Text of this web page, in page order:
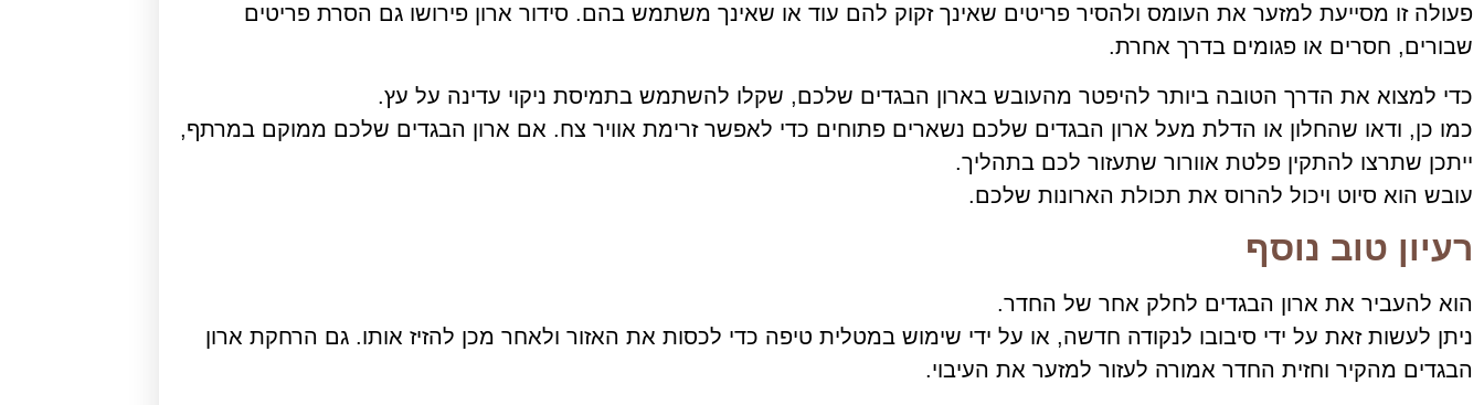
פעולה זו מסייעת למזער את העומס ולהסיר פריטים שאינך זקוק להם עוד או שאינך משתמש בהם. סידור ארון פירושו גם הסרת פריטים
שבורים, חסרים או פגומים בדרך אחרת.
כדי למצוא את הדרך הטובה ביותר להיפטר מהעובש בארון הבגדים שלכם, שקלו להשתמש בתמיסת ניקוי עדינה על עץ.
כמו כן, ודאו שהחלון או הדלת מעל ארון הבגדים שלכם נשארים פתוחים כדי לאפשר זרימת אוויר צח. אם ארון הבגדים שלכם ממוקם במרתף,
ייתכן שתרצו להתקין פלטת אוורור שתעזור לכם בתהליך.
עובש הוא סיוט ויכול להרוס את תכולת הארונות שלכם.
רעיון טוב נוסף
הוא להעביר את ארון הבגדים לחלק אחר של החדר.
ניתן לעשות זאת על ידי סיבובו לנקודה חדשה, או על ידי שימוש במטלית טיפה כדי לכסות את האזור ולאחר מכן להזיז אותו. גם הרחקת ארון
הבגדים מהקיר וחזית החדר אמורה לעזור למזער את העיבוי.